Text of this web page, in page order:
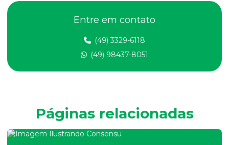
Análise de dbo em efluentes
Análise de dqo em efluente
Análise de efluentes líquidos
Análise de esgoto
Entre em contato
(49) 3329-6118
(49) 98437-8051
Páginas relacionadas